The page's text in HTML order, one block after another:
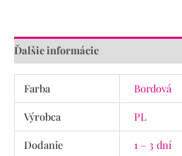
Ďalšie informácie
Farba
Bordová
Výrobca
PL
Dodanie
1 – 3 dní